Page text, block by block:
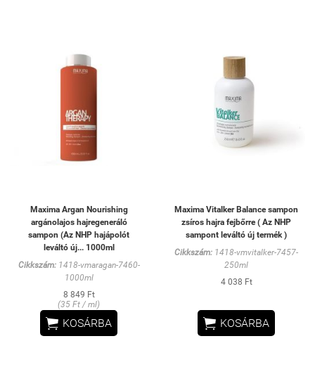
Maxima Argan Nourishing
argánolajos hajregeneráló
sampon (Az NHP hajápolót
leváltó új... 1000ml
Cikkszám:1418-vmaragan-7460-
1000ml
8 849 Ft
(35 Ft / ml)
 KOSÁRBA
Maxima Vitalker Balance sampon
zsíros hajra fejbőrre ( Az NHP
sampont leváltó új termék )
Cikkszám: 1418-vmvitalker-7457-
250ml
4 038 Ft
 KOSÁRBA